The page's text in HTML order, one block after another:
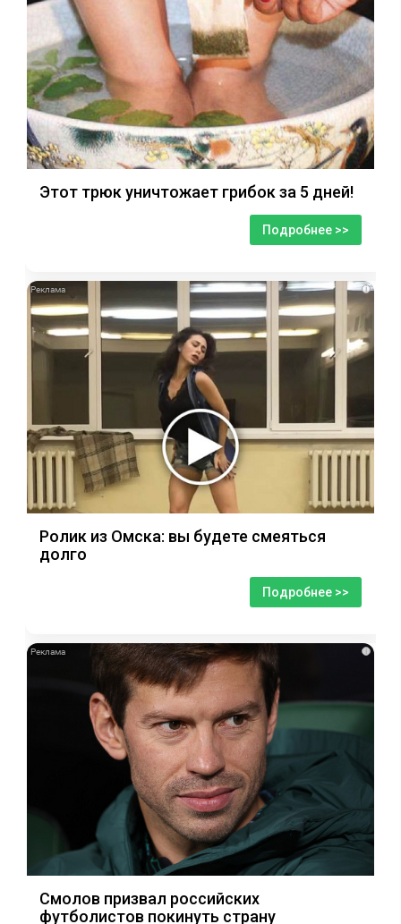
Этот трюк уничтожает грибок за 5 дней!
Подробнее >>
i
Ролик из Омска: вы будете смеяться
долго
Подробнее >>
i
Смолов призвал российских
футболистов покинуть страну